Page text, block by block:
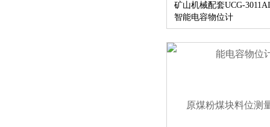
矿山机械配套UCG-
智能电容物位计